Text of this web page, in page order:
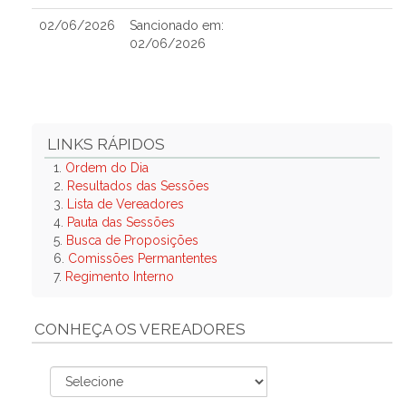
02/06/2026
Sancionado em:
02/06/2026
LINKS RÁPIDOS
1. Ordem do Dia
2.
Resultados das Sessões
3.
Lista de Vereadores
4. Pauta das Sessões
5. Busca de Proposições
6. Comissões Permantentes
7. Regimento Interno
CONHEÇA OS VEREADORES